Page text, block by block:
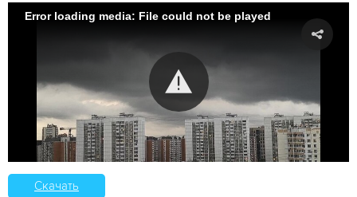
Error loading media: File could not be played
Скачать